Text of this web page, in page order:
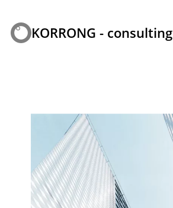
KORRONG - consulting